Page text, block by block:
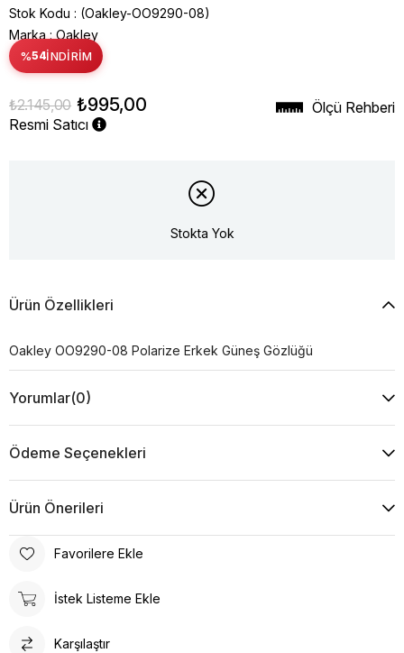
Stok Kodu
(Oakley-OO9290-08)
Marka : Oakley
%54İNDIRIM
₺2.145,00 ₺995,00
Resmi Satıcı
Ölçü Rehberi
Stokta Yok
Ürün Özellikleri
Oakley OO9290-08 Polarize Erkek Güneş Gözlüğü
Yorumlar(0)
Ödeme Seçenekleri
Ürün Önerileri
Favorilere Ekle
İstek Listeme Ekle
Karşılaştır